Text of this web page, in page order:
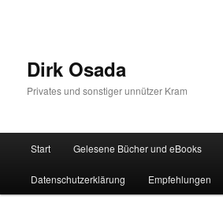
Dirk Osada
Privates und sonstiger unnützer Kram
Start Gelesene Bücher und eBooks
Datenschutzerklärung Empfehlungen